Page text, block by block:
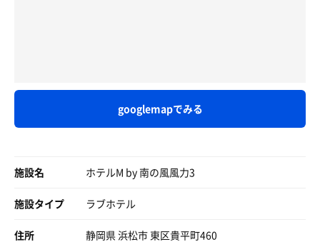
googlemapでみる
施設名 ホテルM by 南の風風力3
施設タイプ ラブホテル
住所 静岡県 浜松市 東区貴平町460